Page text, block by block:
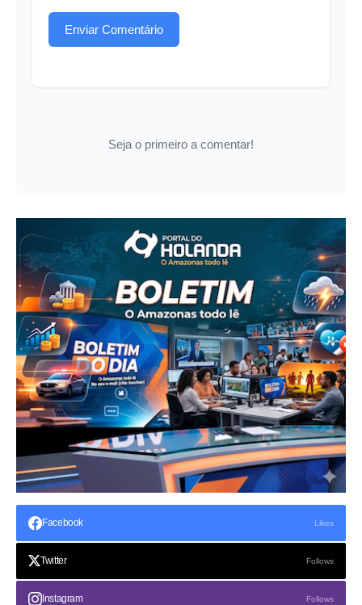
Enviar Comentário
Seja o primeiro a comentar!
Facebook Likes
Twitter Follows
Instagram Follows